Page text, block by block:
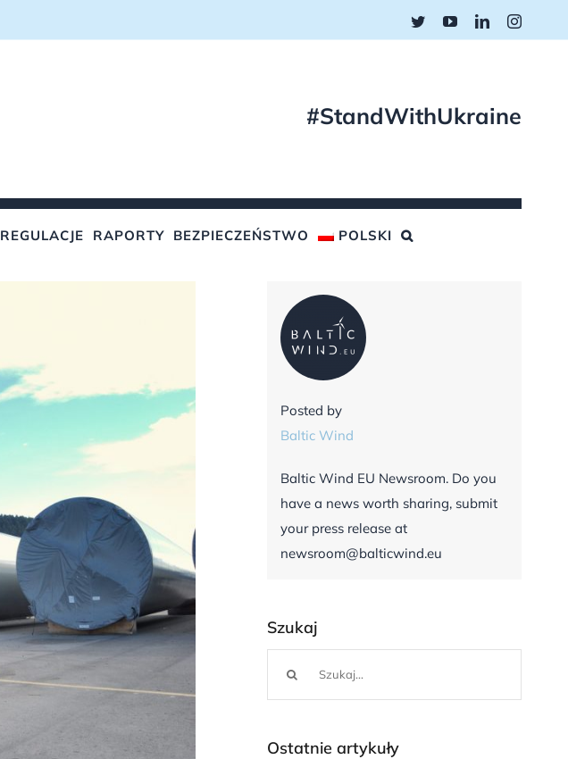
TwitterYouTubeLinkedIn
#StandWithUkraine
REGULACJE RAPORTY BEZPIECZEŃSTWO POLSKI
Posted by
Baltic Wind
Baltic Wind EU Newsroom. Do you
have a news worth sharing, submit
your press release at
newsroom@balticwind.eu
Szukaj
Ostatnie artykuły